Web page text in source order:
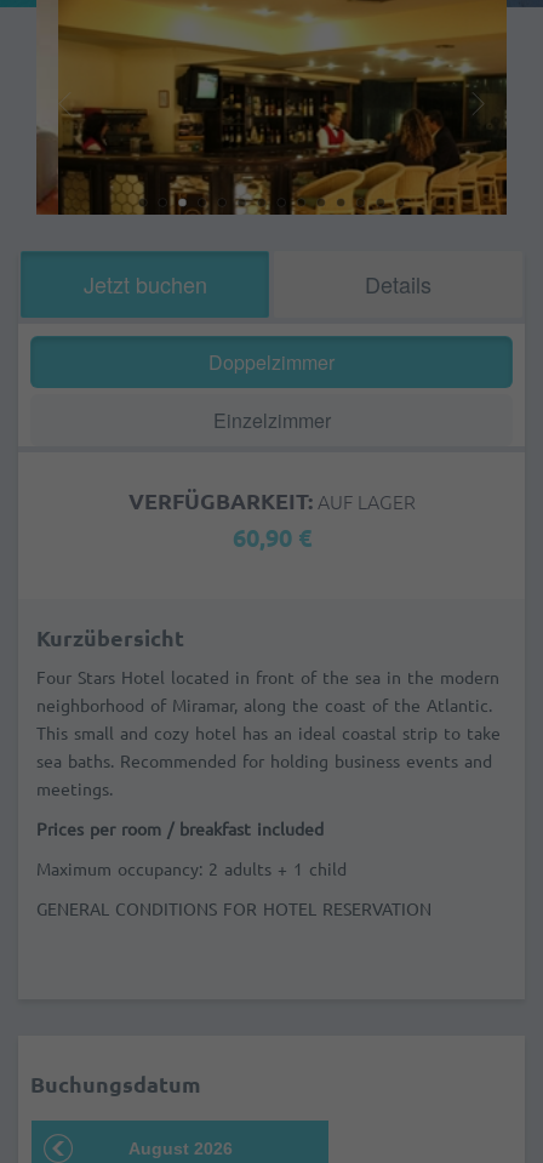
Jetzt buchen Details
Doppelzimmer
Einzelzimmer
VERFÜGBARKEIT:AUF LAGER
60,90 €
Kurzübersicht
Four Stars Hotel located in front of the sea in the modern
neighborhood of Miramar, along the coast of the Atlantic.
This small and cozy hotel has an ideal coastal strip to take
sea baths. Recommended for holding business events and
meetings.
Prices per room / breakfast included
Maximum occupancy: 2 adults + 1 child
GENERAL CONDITIONS FOR HOTEL RESERVATION
Buchungsdatum
August 2026